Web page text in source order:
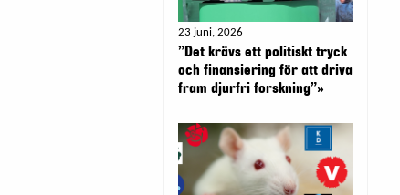
23 juni, 2026
”Det krävs ett politiskt tryck
och finansiering för att driva
fram djurfri forskning”»